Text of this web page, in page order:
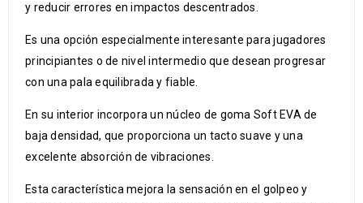
y reducir errores en impactos descentrados.
Es una opción especialmente interesante para jugadores
principiantes o de nivel intermedio que desean progresar
con una pala equilibrada y fiable.
En su interior incorpora un núcleo de goma Soft EVA de
baja densidad, que proporciona un tacto suave y una
excelente absorción de vibraciones.
Esta característica mejora la sensación en el golpeo y